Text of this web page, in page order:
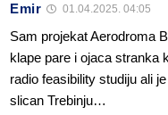
Emir 01.04.2025. 04:05
Sam projekat Aerodroma
klape pare i ojaca stranka
radio feasibility studiju ali
slican Trebinju…